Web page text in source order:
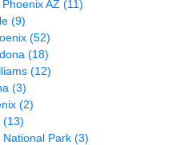
AZ (11)
(9)
(52)
(18)
(12)
(3)
(2)
(13)
Park (3)